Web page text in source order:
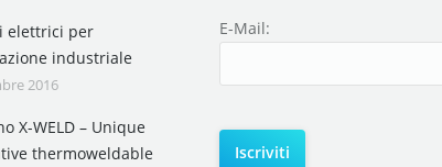
elettrici per
industriale
2016
X-WELD – Unique
thermoweldable
E-Mail: